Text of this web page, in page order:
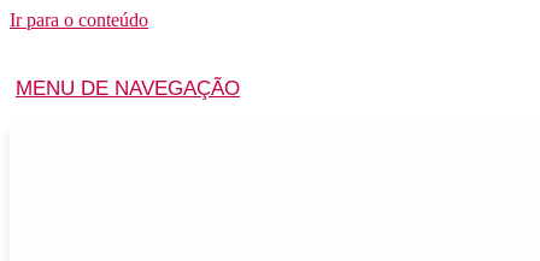
Ir para o conteúdo
MENU DE NAVEGAÇÃO